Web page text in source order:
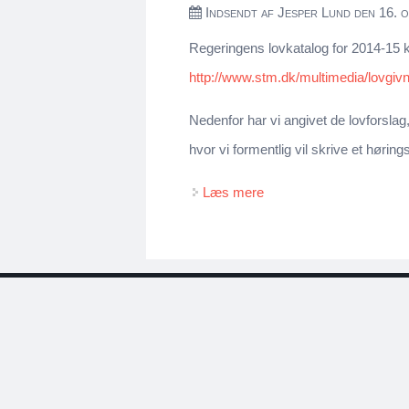
Indsendt afJesper Lund den 16.
Regeringens lovkatalog for 2014-15
http://www.stm.dk/multimedia/
Nedenfor har vi angivet de
hvor vi formentlig vil skrive et
Læs mere